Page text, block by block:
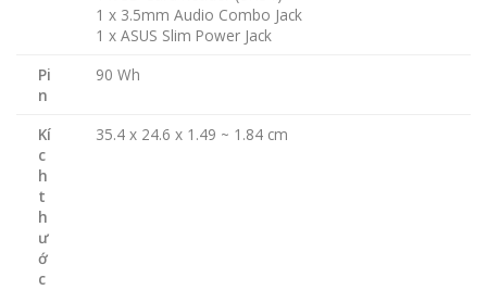
1 x 3.5mm Audio Combo Jack
1 x ASUS Slim Power Jack
Pi
n
90 Wh
Kí
c
h
t
h
ư
ớ
c
35.4 x 24.6 x 1.49 ~ 1.84 cm